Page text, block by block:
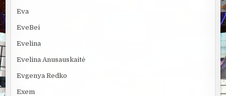
Eva
EveBei
Evelina
Evelina Anusauskaitė
Evgenya Redko
Exem